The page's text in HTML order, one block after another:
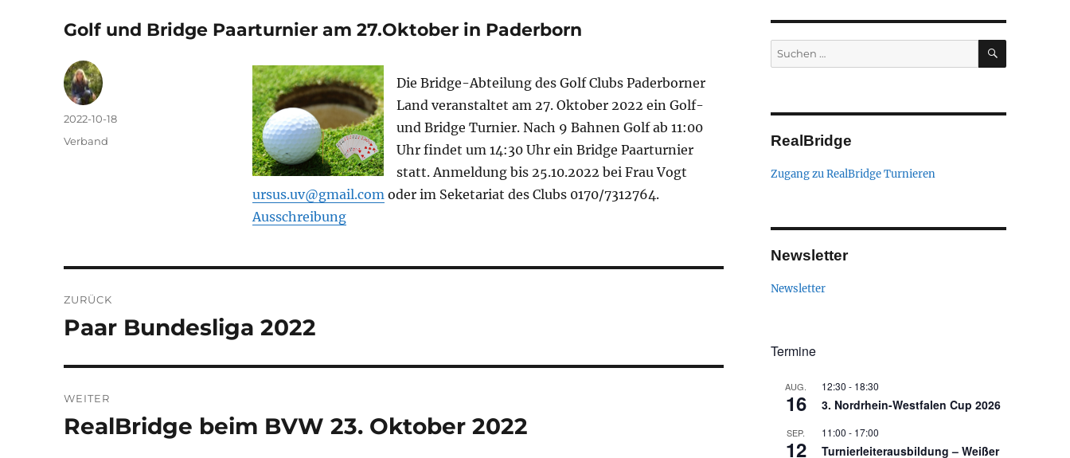
Golf und Bridge Paarturnier am 27.Oktober in Paderborn
Die Bridge-Abteilung des Golf Clubs Paderborner
Land veranstaltet am 27. Oktober 2022 ein Golf-
und Bridge Turnier. Nach 9 Bahnen Golf ab 11:00
Uhr findet um 14:30 Uhr ein Bridge Paarturnier
statt. Anmeldung bis 25.10.2022 bei Frau Vogt
ursus.uv@gmail.comoder im Seketariat des Clubs 0170/7312764.
Ausschreibung
Autor
Veröffentlicht
2022-10-18
Kategorien
Verband
ZURÜCK
Vorheriger
Paar Bundesliga 2022
WEITER
Nächster
RealBridge beim BVW 23. Oktober 2022
Suchen
nach:
SUCHEN
RealBridge
Zugang zu RealBridge Turnieren
Newsletter
Newsletter
Termine
AUG.
16
12:30 - 18:30
3. Nordrhein-Westfalen Cup 2026
SEP.
12
11:00 - 17:00
Turnierleiterausbildung – Weißer